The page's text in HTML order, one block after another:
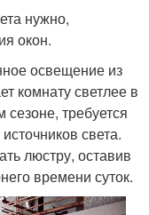
нужно,
окон.
освещение из
комнату светлее в
требуется
света.
люстру, оставив
времени суток.